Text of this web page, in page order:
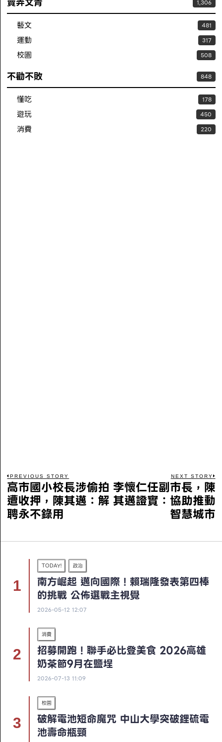
1,306
藝文 481
運動 317
校園 508
不勸不敗 848
懂吃 178
遊玩 450
消費 220
PREVIOUS STORY
高市國小校長涉偷拍
遭收押，陳其邁：解
聘永不錄用
NEXT STORY
李懷仁任副市長，陳
其邁證實：協助推動
智慧城市
TODAY! 政治
南方崛起 邁向國際！賴瑞隆發表第四棒
的挑戰 公佈選戰主視覺
2026-05-12 12:07
消費
招募開跑！聯手必比登美食 2026高雄
奶茶節9月在鹽埕
2026-07-13 11:09
校園
破解電池短命魔咒 中山大學突破鋰硫電
池壽命瓶頸